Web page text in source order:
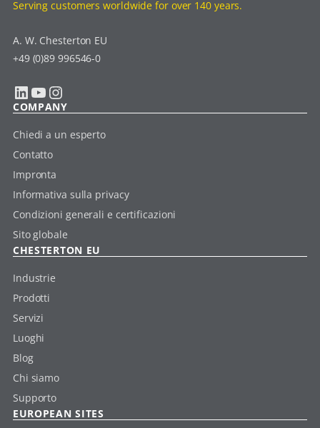
Serving customers worldwide for over 140 years.
A. W. Chesterton EU
+49 (0)89 996546-0
LinkedIn YouTube Instagram
COMPANY
Chiedi a un esperto
Contatto
Impronta
Informativa sulla privacy
Condizioni generali e certificazioni
Sito globale
CHESTERTON EU
Industrie
Prodotti
Servizi
Luoghi
Blog
Chi siamo
Supporto
EUROPEAN SITES